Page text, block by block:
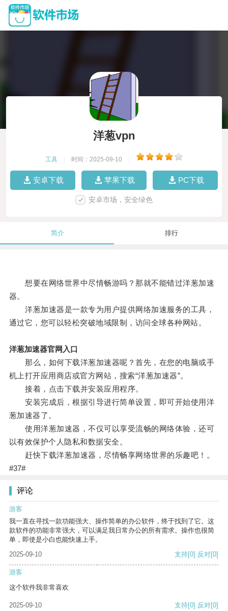
洋葱vpn
工具 时间：2025-09-10
安卓下载 苹果下载 PC下载
安卓市场，安全绿色
简介 排行
想要在网络世界中尽情畅游吗？那就不能错过洋葱加速
器。
洋葱加速器是一款专为用户提供网络加速服务的工具，
通过它，您可以轻松突破地域限制，访问全球各种网站。
洋葱加速器官网入口
那么，如何下载洋葱加速器呢？首先，在您的电脑或手
机上打开应用商店或官方网站，搜索“洋葱加速器”。
接着，点击下载并安装应用程序。
安装完成后，根据引导进行简单设置，即可开始使用洋
葱加速器了。
使用洋葱加速器，不仅可以享受流畅的网络体验，还可
以有效保护个人隐私和数据安全。
赶快下载洋葱加速器，尽情畅享网络世界的乐趣吧！。
#37#
评论
游客
我一直在寻找一款功能强大、操作简单的办公软件，终于找到了它。这
款软件的功能非常强大，可以满足我日常办公的所有需求。操作也很简
单，即使是小白也能快速上手。
2025-09-10
支持[0] 反对[0]
游客
这个软件我非常喜欢
2025-09-10 支持[0] 反对[0]